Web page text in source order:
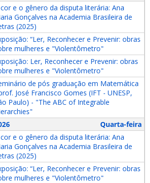
e o gênero da disputa literária: Ana
Gonçalves na Academia Brasileira de
(2025)
“Ler, Reconhecer e Prevenir: obras
mulheres e "Violentômetro"
Ler, Reconhecer e Prevenir: obras
mulheres e "Violentômetro"
de pós graduação em Matemática
José Francisco Gomes (IFT - UNESP,
Paulo) - "The ABC of Integrable
Quarta-feira
e o gênero da disputa literária: Ana
Gonçalves na Academia Brasileira de
(2025)
“Ler, Reconhecer e Prevenir: obras
mulheres e "Violentômetro"